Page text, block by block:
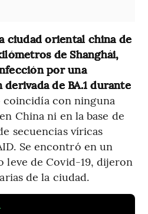
ciudad oriental china de
de Shanghái,
por una
de BA.1 durante
coincidía con ninguna
China ni en la base de
secuencias víricas
Se encontró en un
leve de Covid-19, dijeron
de la ciudad.